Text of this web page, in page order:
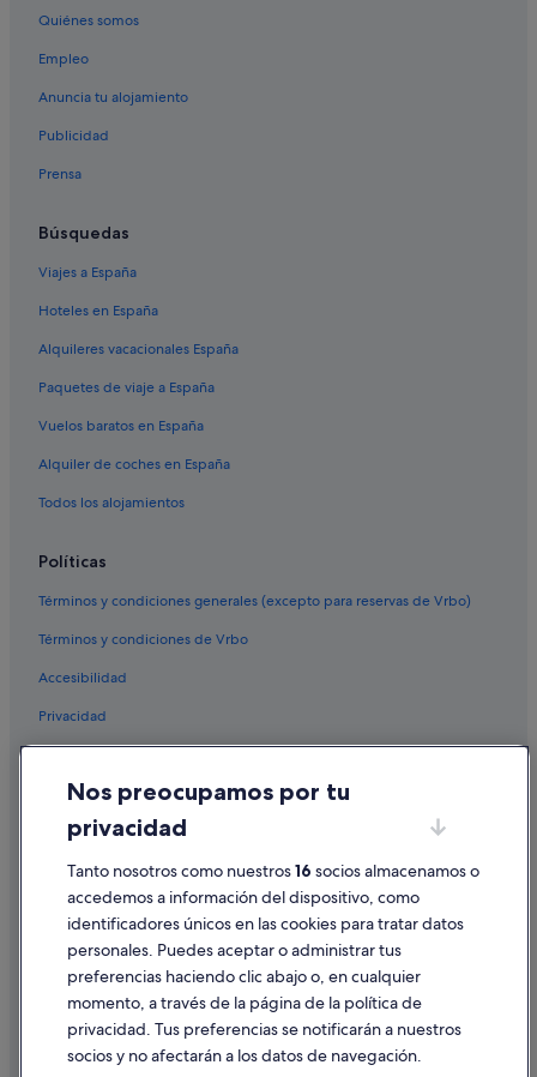
Apartoteles en Meirengos
Pensiones en Ribadeo
Cabañas en Ribadeo
Apartamentos en Rinlo
Hoteles en la playa en Ribadeo
Casas privadas de vacaciones en Ribadeo
Casas rurales en Reinante
Hoteles históricos en Ribadeo
Pensiones en Meirengos
Reinante hoteles
Hoteles de 5 estrellas en Ribadeo
Hoteles románticos en Ribadeo
Rinlo hoteles
Cabañas en Meirengos
Hoteles para familias en Ribadeo
Hoteles cerca de Faro de Illa Pancha
Hoteles con wifi en Ribadeo
Hoteles cerca de Monte Comado
Albergues en Rinlo
Albergues en Reinante
Alojamientos agroturísticos en Ribadeo
Campings de caravanas en Ribadeo
Cabañas en Rinlo
Campings de caravanas en Reinante
Quiénes somos
Empleo
Anuncia tu alojamiento
Publicidad
Prensa
Búsquedas
Viajes a España
Hoteles en España
Alquileres vacacionales España
Paquetes de viaje a España
Vuelos baratos en España
Alquiler de coches en España
Todos los alojamientos
Políticas
Términos y condiciones generales (excepto para reservas de Vrbo)
Términos y condiciones de Vrbo
Accesibilidad
Privacidad
Condiciones de uso
Información legal/contacto
Pautas sobre el contenido y cómo denunciar contenido
Ayuda
Cancelar un vuelo
Cancelar una reserva de hotel o de un alquiler vacacional
Nos preocupamos por tu
privacidad
Tanto nosotros como nuestros16 socios almacenamos o
accedemos a información del dispositivo, como
identificadores únicos en las cookies para tratar datos
personales. Puedes aceptar o administrar tus
preferencias haciendo clic abajo o, en cualquier
momento, a través de la página de la política de
privacidad. Tus preferencias se notificarán a nuestros
socios y no afectarán a los datos de navegación.